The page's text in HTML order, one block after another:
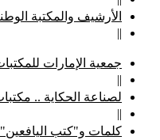
الأرشيف والمكتبة
||
جمعية الإمارات
||
لصناعة الحكاية ..
||
كلمات و"كتب اليافعين" تهديان 350 كتاباً لأطفال